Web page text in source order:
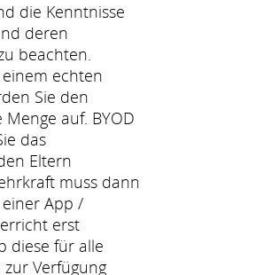
die Kenntnisse
deren
beachten.
echten
Sie den
auf. BYOD
das
Eltern
muss dann
App /
erst
diese für alle
zur Verfügung